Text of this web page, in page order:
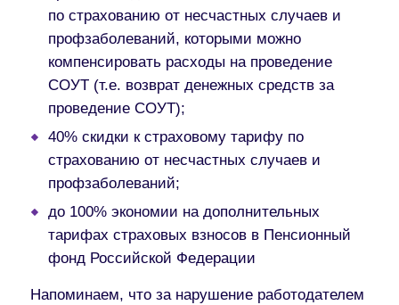
по страхованию от несчастных случаев и
профзаболеваний, которыми можно
компенсировать расходы на проведение
СОУТ (т.е. возврат денежных средств за
проведение СОУТ);
40% скидки к страховому тарифу по
страхованию от несчастных случаев и
профзаболеваний;
до 100% экономии на дополнительных
тарифах страховых взносов в Пенсионный
фонд Российской Федерации
Напоминаем, что за нарушение работодателем